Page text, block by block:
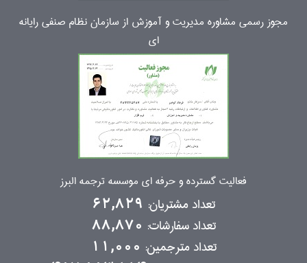
مجوز رسمی مشاوره مدیریت و آموزش از سازمان نظام صنفی رایانه
ای
فعالیت گسترده و حرفه ای موسسه ترجمه البرز
تعداد مشتریان: 62,829
تعداد سفارشات: 88,870
تعداد مترجمین: 11,000